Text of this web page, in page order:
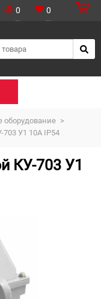
0 0
оборудование >
У1 10А IP54
КУ-703 У1